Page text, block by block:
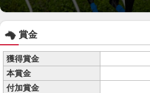
賞金
獲得賞金
本賞金
付加賞金